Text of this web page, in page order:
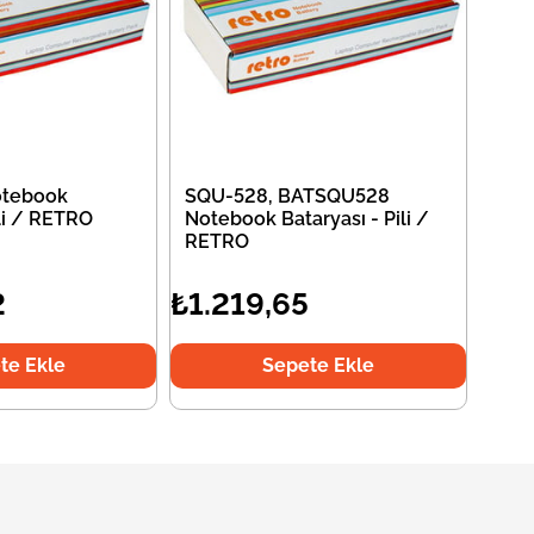
/ RETRO
Ekle
SQU-528, BATSQU528
Notebook Bataryası - Pili /
RETRO
₺1.219,65
Sepete Ekle